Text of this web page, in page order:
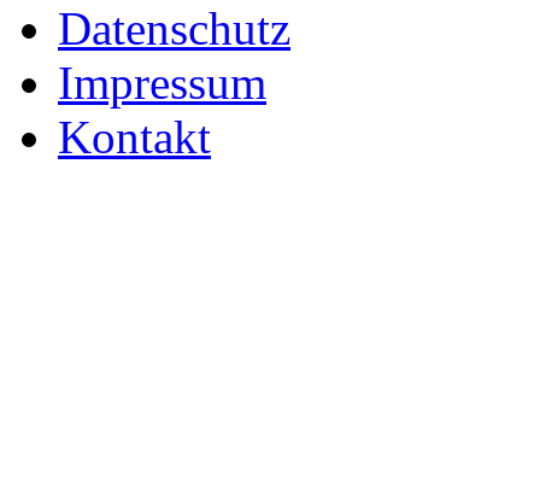
Datenschutz
Impressum
Kontakt